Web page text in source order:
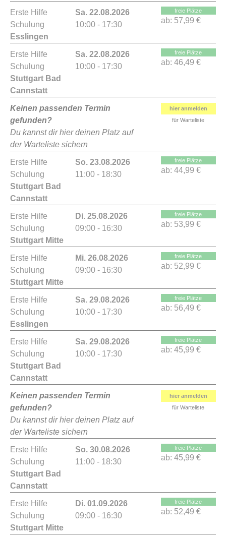
Erste Hilfe
Schulung
Esslingen
Sa. 22.08.2026
10:00 - 17:30
freie Plätze
ab: 57,99 €
Erste Hilfe
Schulung
Stuttgart Bad
Cannstatt
Sa. 22.08.2026
10:00 - 17:30
freie Plätze
ab: 46,49 €
Keinen passenden Termin
gefunden?
Du kannst dir hier deinen Platz auf
der Warteliste sichern
hier anmelden
für Warteliste
Erste Hilfe
Schulung
Stuttgart Bad
Cannstatt
So. 23.08.2026
11:00 - 18:30
freie Plätze
ab: 44,99 €
Erste Hilfe
Schulung
Stuttgart Mitte
Di. 25.08.2026
09:00 - 16:30
freie Plätze
ab: 53,99 €
Erste Hilfe
Schulung
Stuttgart Mitte
Mi. 26.08.2026
09:00 - 16:30
freie Plätze
ab: 52,99 €
Erste Hilfe
Schulung
Esslingen
Sa. 29.08.2026
10:00 - 17:30
freie Plätze
ab: 56,49 €
Erste Hilfe
Schulung
Stuttgart Bad
Cannstatt
Sa. 29.08.2026
10:00 - 17:30
freie Plätze
ab: 45,99 €
Keinen passenden Termin
gefunden?
Du kannst dir hier deinen Platz auf
der Warteliste sichern
hier anmelden
für Warteliste
Erste Hilfe
Schulung
Stuttgart Bad
Cannstatt
So. 30.08.2026
11:00 - 18:30
freie Plätze
ab: 45,99 €
Erste Hilfe
Schulung
Stuttgart Mitte
Di. 01.09.2026
09:00 - 16:30
freie Plätze
ab: 52,49 €